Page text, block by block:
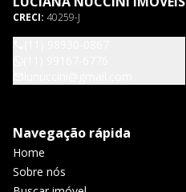
CRECI: 40259-J
Navegação rápida
Home
Sobre nós